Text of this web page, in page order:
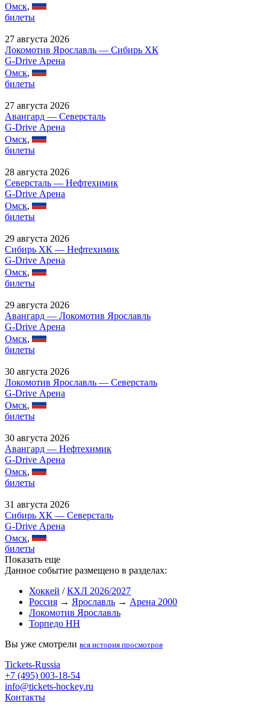
Омск,
билеты
27 августа 2026
Локомотив Ярославль — Сибирь ХК
G-Drive Арена
Омск,
билеты
27 августа 2026
Авангард — Северсталь
G-Drive Арена
Омск,
билеты
28 августа 2026
Северсталь — Нефтехимик
G-Drive Арена
Омск,
билеты
29 августа 2026
Сибирь ХК — Нефтехимик
G-Drive Арена
Омск,
билеты
29 августа 2026
Авангард — Локомотив Ярославль
G-Drive Арена
Омск,
билеты
30 августа 2026
Локомотив Ярославль — Северсталь
G-Drive Арена
Омск,
билеты
30 августа 2026
Авангард — Нефтехимик
G-Drive Арена
Омск,
билеты
31 августа 2026
Сибирь ХК — Северсталь
G-Drive Арена
Омск,
билеты
Показать еще
Данное событие размещено в разделах:
Хоккей /КХЛ 2026/2027
Россия → Ярославль → Арена 2000
Локомотив Ярославль
Торпедо НН
Вы уже смотрели вся история просмотров
Tickets-Russia
+7 (495) 003-18-54
info@tickets-hockey.ru
Контакты